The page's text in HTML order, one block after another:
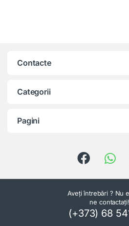
Contacte
Categorii
Pagini
Aveți întrebări ? Nu
ne contactați!
(+373) 68